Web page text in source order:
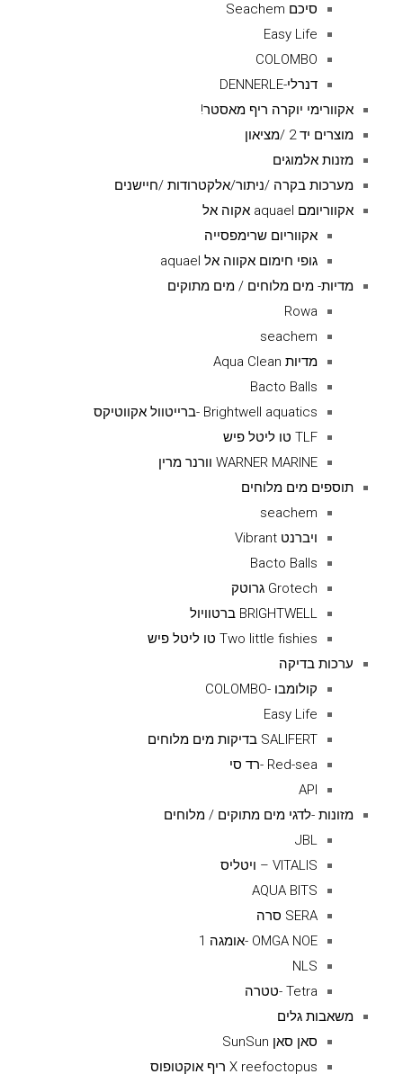
סיכם Seachem
Easy Life
COLOMBO
דנרלי-DENNERLE
אקוורימי יוקרה ריף מאסטר!
מוצרים יד 2 /מציאון
מזנות אלמוגים
מערכות בקרה /ניתור/אלקטרודות /חיישנים
אקווריומם aquael אקוה אל
אקווריום שרימפסייה
גופי חימום אקווה אל aquael
מדיות- מים מלוחים / מים מתוקים
Rowa
seachem
מדיות Aqua Clean
Bacto Balls
Brightwell aquatics -ברייטוול אקווטיקס
TLF טו ליטל פיש
WARNER MARINE וורנר מרין
תוספים מים מלוחים
seachem
ויברנט Vibrant
Bacto Balls
Grotech גרוטק
BRIGHTWELL ברטוויול
Two little fishies טו ליטל פיש
ערכות בדיקה
קולומבו -COLOMBO
Easy Life
SALIFERT בדיקות מים מלוחים
Red-sea -רד סי
API
מזונות -לדגי מים מתוקים / מלוחים
JBL
VITALIS – ויטליס
AQUA BITS
SERA סרה
OMGA NOE -אומגה 1
NLS
Tetra -טטרה
משאבות גלים
סאן סאן SunSun
X reefoctopus ריף אוקטופוס